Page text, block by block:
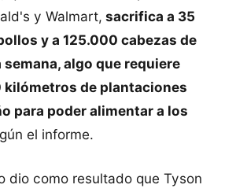
y Walmart, sacrifica a 35
y a 125.000 cabezas de
semana, algo que requiere
kilómetros de plantaciones
para poder alimentar a los
el informe.
dio como resultado que Tyson